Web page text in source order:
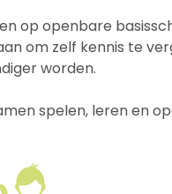
op openbare
om zelf kennis te
worden.
spelen, leren en